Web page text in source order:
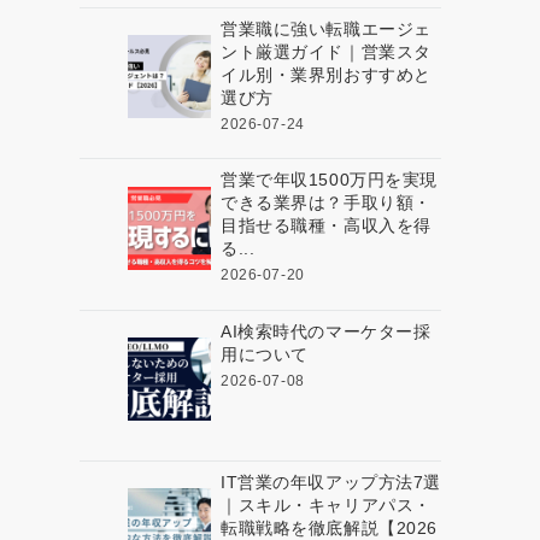
営業職に強い転職エージェ
ント厳選ガイド｜営業スタ
イル別・業界別おすすめと
選び方
2026-07-24
営業で年収1500万円を実現
できる業界は？手取り額・
目指せる職種・高収入を得
る...
2026-07-20
AI検索時代のマーケター採
用について
2026-07-08
IT営業の年収アップ方法7選
｜スキル・キャリアパス・
転職戦略を徹底解説【2026